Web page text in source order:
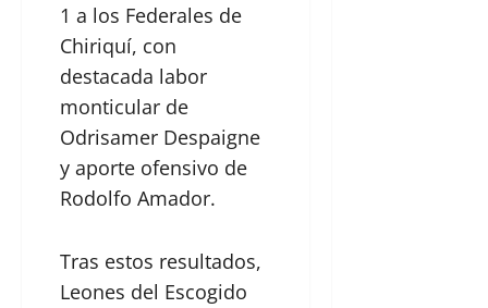
1 a los Federales de
Chiriquí, con
destacada labor
monticular de
Odrisamer Despaigne
y aporte ofensivo de
Rodolfo Amador.
Tras estos resultados,
Leones del Escogido